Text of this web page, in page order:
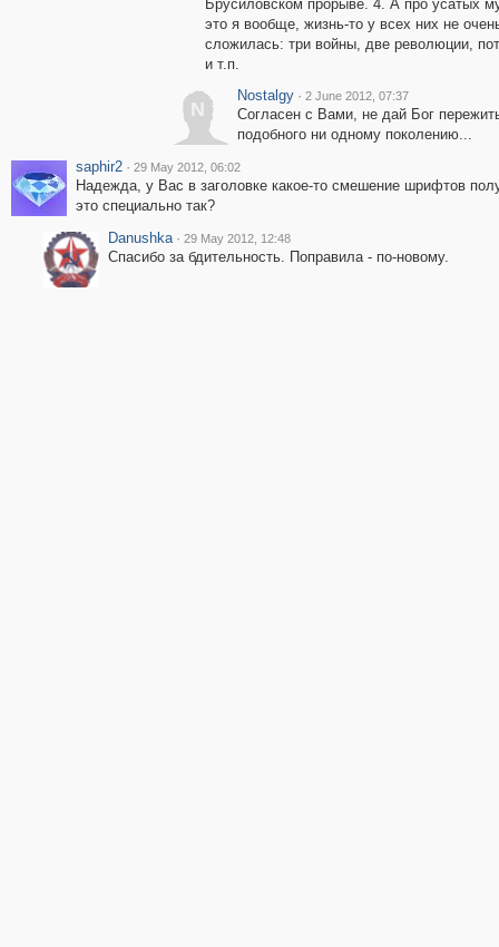
Брусиловском прорыве. 4. А про усатых
это я вообще, жизнь-то у всех них не
сложилась: три войны, две революции,
и т.п.
N
Nostalgy · 2 June 2012, 07:37
Согласен с Вами, не дай Бог
подобного ни одному поколению...
saphir2 · 29 May 2012, 06:02
Надежда, у Вас в заголовке какое-то смешение шрифтов
это специально так?
Danushka · 29 May 2012, 12:48
Спасибо за бдительность. Поправила - по-новому.